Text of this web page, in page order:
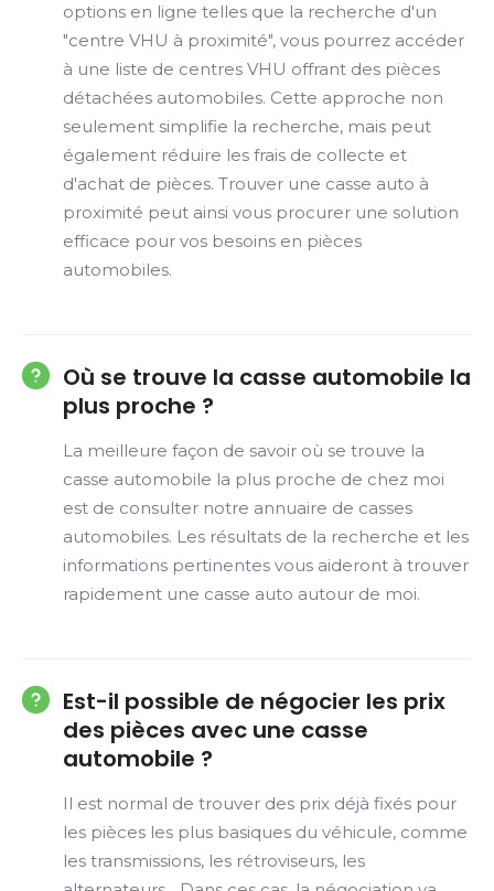
options en ligne telles que la recherche d'un
"centre VHU à proximité", vous pourrez accéder
à une liste de centres VHU offrant des pièces
détachées automobiles. Cette approche non
seulement simplifie la recherche, mais peut
également réduire les frais de collecte et
d'achat de pièces. Trouver une casse auto à
proximité peut ainsi vous procurer une solution
efficace pour vos besoins en pièces
automobiles.
Où se trouve la casse automobile la
plus proche ?
La meilleure façon de savoir où se trouve la
casse automobile la plus proche de chez moi
est de consulter notre annuaire de casses
automobiles. Les résultats de la recherche et les
informations pertinentes vous aideront à trouver
rapidement une casse auto autour de moi.
Est-il possible de négocier les prix
des pièces avec une casse
automobile ?
Il est normal de trouver des prix déjà fixés pour
les pièces les plus basiques du véhicule, comme
les transmissions, les rétroviseurs, les